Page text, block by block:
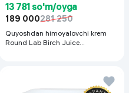
13 781 so'm/oyga
189 000281 250
Quyoshdan himoyalovchi krem
Round Lab Birch Juice